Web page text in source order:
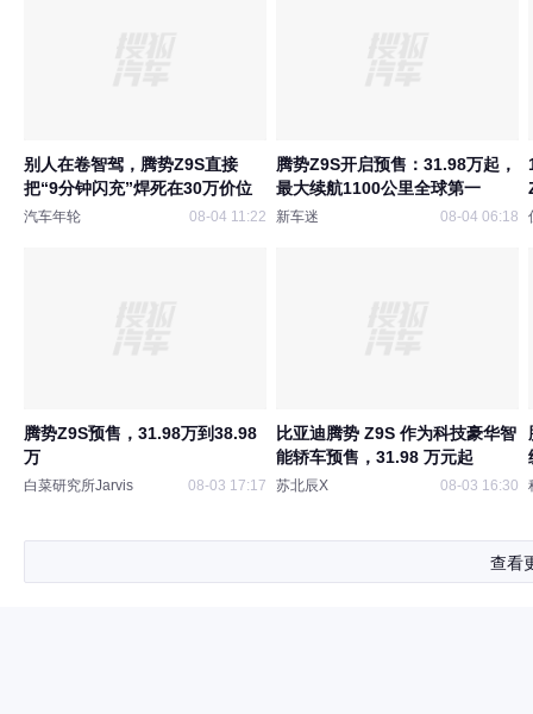
别人在卷智驾，腾势Z9S直接
把“9分钟闪充”焊死在30万价位
汽车年轮 08-04 11:22
腾势Z9S开启预售：31.98万起，
最大续航1100公里全球第一
新车迷 08-04 06:18
腾势Z9S预售，31.98万到38.98
万
白菜研究所Jarvis 08-03 17:17
比亚迪腾势 Z9S 作为科技豪华智
能轿车预售，31.98 万元起
苏北辰X 08-03 16:30
查看